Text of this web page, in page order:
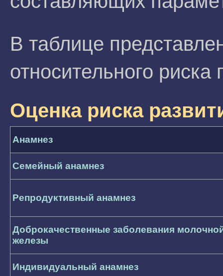
В таблице
относительного
Оценка риска
Анамнез
Семейный анамнез
Репродуктивный анамнез
Доброкачественные заболевания
железы
Индивидуальный анамнез